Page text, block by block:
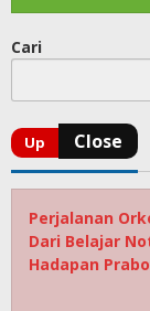
Cari
Perjalanan
Dari Belajar
Hadapan